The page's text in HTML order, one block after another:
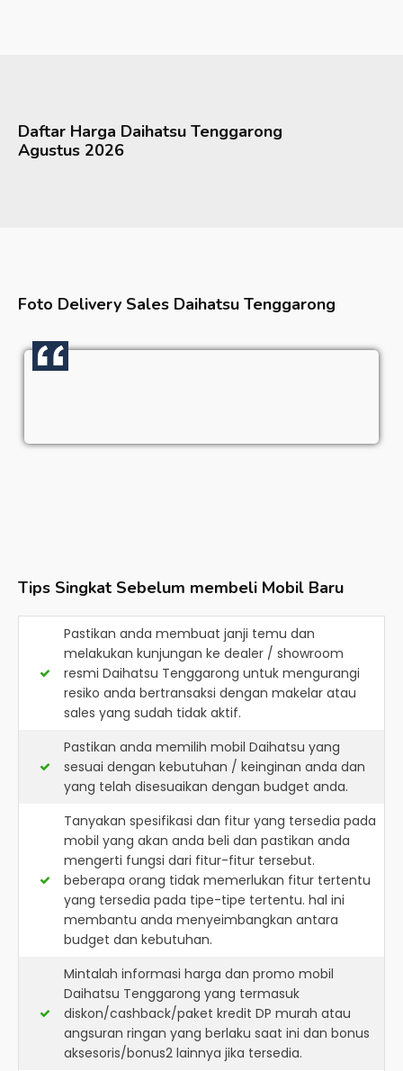
Daftar Harga Daihatsu Tenggarong
Agustus 2026
Foto Delivery Sales Daihatsu Tenggarong
Tips Singkat Sebelum membeli Mobil Baru
Pastikan anda membuat janji temu dan
melakukan kunjungan ke dealer / showroom
resmi Daihatsu Tenggarong untuk mengurangi
resiko anda bertransaksi dengan makelar atau
sales yang sudah tidak aktif.
Pastikan anda memilih mobil Daihatsu yang
sesuai dengan kebutuhan / keinginan anda dan
yang telah disesuaikan dengan budget anda.
Tanyakan spesifikasi dan fitur yang tersedia pada
mobil yang akan anda beli dan pastikan anda
mengerti fungsi dari fitur-fitur tersebut.
beberapa orang tidak memerlukan fitur tertentu
yang tersedia pada tipe-tipe tertentu. hal ini
membantu anda menyeimbangkan antara
budget dan kebutuhan.
Mintalah informasi harga dan promo mobil
Daihatsu Tenggarong yang termasuk
diskon/cashback/paket kredit DP murah atau
angsuran ringan yang berlaku saat ini dan bonus
aksesoris/bonus2 lainnya jika tersedia.